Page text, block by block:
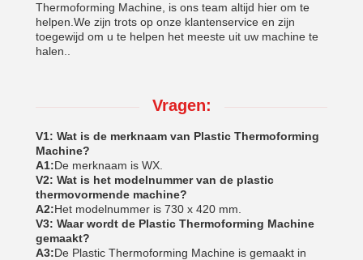
Thermoforming Machine, is ons team altijd hier om te
helpen.We zijn trots op onze klantenservice en zijn
toegewijd om u te helpen het meeste uit uw machine te
halen..
Vragen:
V1: Wat is de merknaam van Plastic Thermoforming
Machine?
A1:De merknaam is WX.
V2: Wat is het modelnummer van de plastic
thermovormende machine?
A2:Het modelnummer is 730 x 420 mm.
V3: Waar wordt de Plastic Thermoforming Machine
gemaakt?
A3:De Plastic Thermoforming Machine is gemaakt in